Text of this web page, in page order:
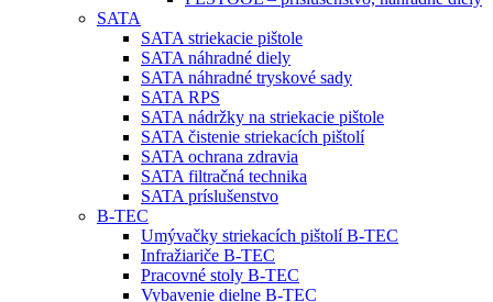
SATA
SATA striekacie pištole
SATA náhradné diely
SATA náhradné tryskové sady
SATA RPS
SATA nádržky na striekacie pištole
SATA čistenie striekacích pištolí
SATA ochrana zdravia
SATA filtračná technika
SATA príslušenstvo
B-TEC
Umývačky striekacích pištolí B-TEC
Infražiariče B-TEC
Pracovné stoly B-TEC
Vybavenie dielne B-TEC